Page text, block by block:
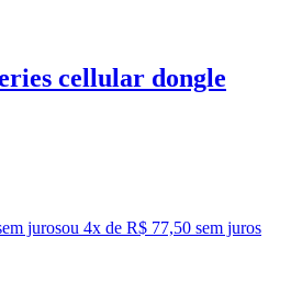
cellular dongle
jurosou 4x de R$ 77,50 sem juros